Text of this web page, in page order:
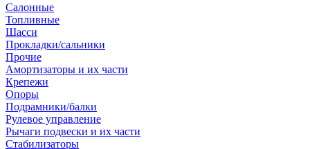
Салонные
Топливные
Шасси
Прокладки/сальники
Прочие
Амортизаторы и их части
Крепежи
Опоры
Подрамники/балки
Рулевое управление
Рычаги подвески и их части
Стабилизаторы